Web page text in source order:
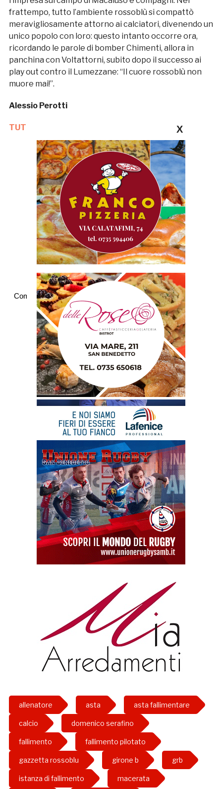
frattempo, tutto l’ambiente rossoblù si compattò
meravigliosamente attorno ai calciatori, divenendo un
unico popolo con loro: questo intanto occorre ora,
ricordando le parole di bomber Chimenti, allora in
panchina con Voltattorni, subito dopo il successo ai
play out contro il Lumezzane: “Il cuore rossoblù non
muore mai!”.
Alessio Perotti
TUTTE LE NOTIZIE SULLA SAMB
Commenti
allenatore asta asta fallimentare
calcio domenico serafino
fallimento fallimento pilotato
gazzetta rossoblu girone b grb
istanza di fallimento macerata
X